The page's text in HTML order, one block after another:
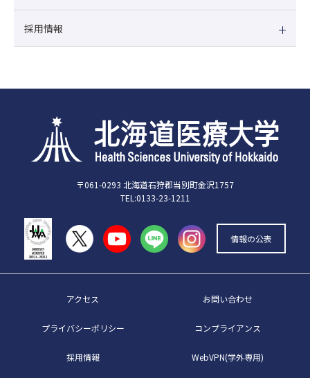
採用情報
〒061-0293 北海道石狩郡当別町金沢1757
TEL:0133-23-1211
情報の公表
アクセス お問い合わせ
プライバシーポリシー コンプライアンス
採用情報 WebVPN(学外専用)